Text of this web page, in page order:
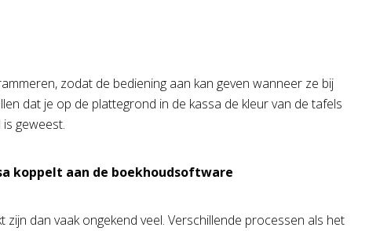
zodat de bediening aan kan geven wanneer ze bij
dat je op de plattegrond in de kassa de kleur van de tafels
geweest.
koppelt aan de boekhoudsoftware
dan vaak ongekend veel. Verschillende processen als het